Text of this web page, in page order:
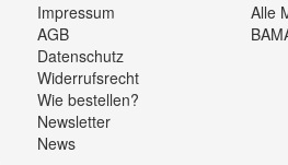
Impressum
AGB
Datenschutz
Widerrufsrecht
Wie bestellen?
Newsletter
News
Alle